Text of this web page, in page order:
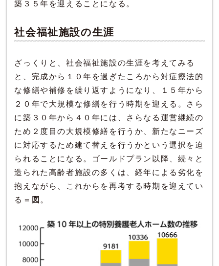
築３５年を迎えることになる。
社会福祉施設の生涯
ざっくりと、社会福祉施設の生涯を考えてみる
と、完成から１０年を過ぎたころから対症療法的
な修繕や補修を繰り返すようになり、１５年から
２０年で大規模な修繕を行う時期を迎える。さら
に築３０年から４０年には、さらなる運営継続の
ため２度目の大規模修繕を行うか、新たなニーズ
に対応するため建て替えを行うかという選択を迫
られることになる。ゴールドプラン以降、続々と
造られた高齢者施設の多くは、経年による劣化を
抱えながら、これからを再考する時期を迎えてい
る＝ 図 。